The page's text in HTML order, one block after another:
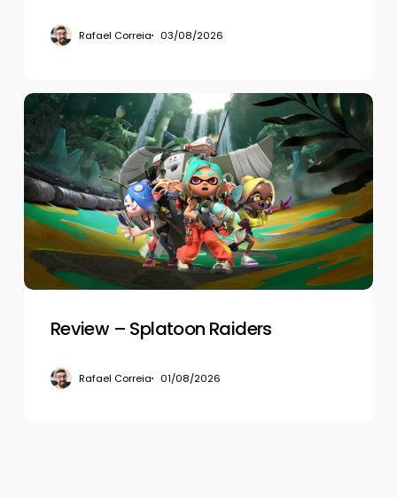
Rafael Correia 03/08/2026
Review
–
Splatoon
Raiders
Review – Splatoon Raiders
Rafael Correia 01/08/2026